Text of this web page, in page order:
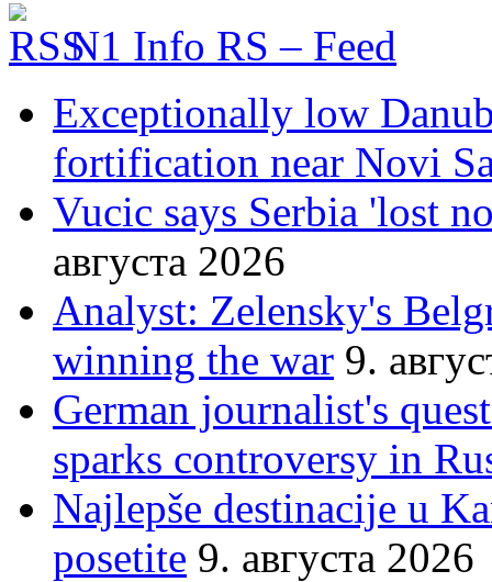
N1 Info RS – Feed
Exceptionally low
fortification near Novi
Vucic says Serbia 'lost
августа 2026
Analyst: Zelensky's
winning the war 9.
German journalist's
sparks controversy in
Najlepše destinacije u
posetite 9. августа 2026